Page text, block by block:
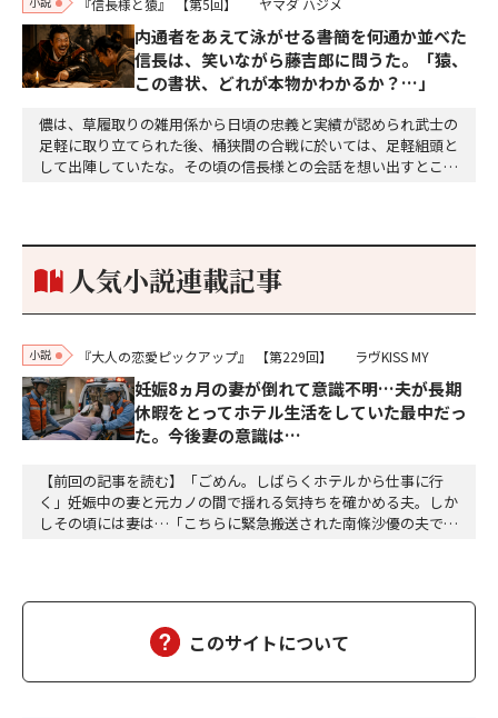
『信長様と猿』 【第5回】 ヤマダ ハジメ
内通者をあえて泳がせる――書簡を何通か並べた
信長は、笑いながら藤吉郎に問うた。「猿、
この書状、どれが本物かわかるか？…」
儂は、草履取りの雑用係から日頃の忠義と実績が認められ武士の
足軽に取り立てられた後、桶狭間の合戦に於いては、足軽組頭と
して出陣していたな。その頃の信長様との会話を想い出すとこん
り。どうして勝てたのか、未だにわかりません。…
人気小説連載記事
小説 『大人の恋愛ピックアップ』 【第229回】 ラヴKISS MY
妊娠8ヵ月の妻が倒れて意識不明…夫が長期
休暇をとってホテル生活をしていた最中だっ
た。今後妻の意識は…
【前回の記事を読む】「ごめん。しばらくホテルから仕事に行
く」妊娠中の妻と元カノの間で揺れる気持ちを確かめる夫。しか
しその頃には妻は…「こちらに緊急搬送された南條沙優の夫です
しばらくして、担当医の先生が俺の元にやってきた。「南…
このサイトについて